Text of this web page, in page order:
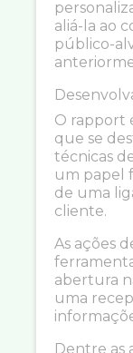
aliá-la ao
público-
O rapport
que se
técnicas
um papel
de uma
cliente.
As ações
abertura
uma
Dentre as